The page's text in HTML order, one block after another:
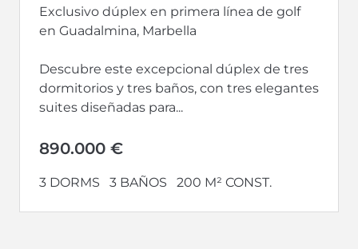
Exclusivo dúplex en primera línea de golf
en Guadalmina, Marbella
Descubre este excepcional dúplex de tres
dormitorios y tres baños, con tres elegantes
suites diseñadas para...
890.000 €
3 DORMS 3 BAÑOS 200 M² CONST.